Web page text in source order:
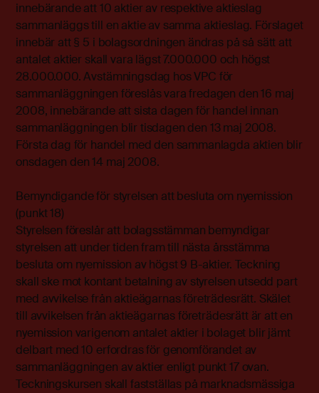
innebärande att 10 aktier av respektive aktieslag
sammanläggs till en aktie av samma aktieslag. Förslaget
innebär att § 5 i bolagsordningen ändras på så sätt att
antalet aktier skall vara lägst 7.000.000 och högst
28.000.000. Avstämningsdag hos VPC för
sammanläggningen föreslås vara fredagen den 16 maj
2008, innebärande att sista dagen för handel innan
sammanläggningen blir tisdagen den 13 maj 2008.
Första dag för handel med den sammanlagda aktien blir
onsdagen den 14 maj 2008.
Bemyndigande för styrelsen att besluta om nyemission
(punkt 18)
Styrelsen föreslår att bolagsstämman bemyndigar
styrelsen att under tiden fram till nästa årsstämma
besluta om nyemission av högst 9 B-aktier. Teckning
skall ske mot kontant betalning av styrelsen utsedd part
med avvikelse från aktieägarnas företrädesrätt. Skälet
till avvikelsen från aktieägarnas företrädesrätt är att en
nyemission varigenom antalet aktier i bolaget blir jämt
delbart med 10 erfordras för genomförandet av
sammanläggningen av aktier enligt punkt 17 ovan.
Teckningskursen skall fastställas på marknadsmässiga